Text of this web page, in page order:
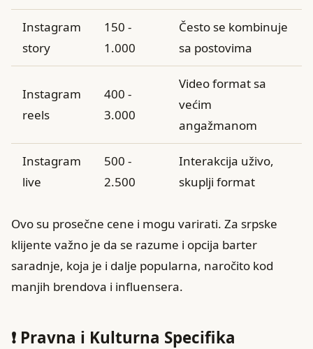
Instagram
story
150 -
1.000
Često se kombinuje
sa postovima
Instagram
reels
400 -
3.000
Video format sa
većim
angažmanom
Instagram
live
500 -
2.500
Interakcija uživo,
skuplji format
Ovo su prosečne cene i mogu varirati. Za srpske
klijente važno je da se razume i opcija barter
saradnje, koja je i dalje popularna, naročito kod
manjih brendova i influensera.
❗ Pravna i Kulturna Specifika